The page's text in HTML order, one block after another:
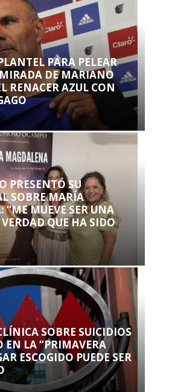
PARA PELEAR
DE MARIANO
RENACER AZUL CON
PRESENTÓ SU
SOBRE MARÍA
“ME MUEVE SER UNA
QUE HA SIDO
SOBRE SUICIDIOS
EN LA “PRIMAVERA
ESCOGIDO PUEDE SER